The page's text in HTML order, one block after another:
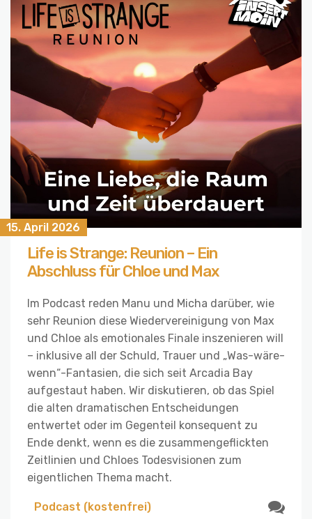
15. April 2026
Life is Strange: Reunion – Ein
Abschluss für Chloe und Max
Im Podcast reden Manu und Micha darüber, wie
sehr Reunion diese Wiedervereinigung von Max
und Chloe als emotionales Finale inszenieren will
– inklusive all der Schuld, Trauer und „Was-wäre-
wenn“-Fantasien, die sich seit Arcadia Bay
aufgestaut haben. Wir diskutieren, ob das Spiel
die alten dramatischen Entscheidungen
entwertet oder im Gegenteil konsequent zu
Ende denkt, wenn es die zusammengeflickten
Zeitlinien und Chloes Todesvisionen zum
eigentlichen Thema macht.
Podcast (kostenfrei)